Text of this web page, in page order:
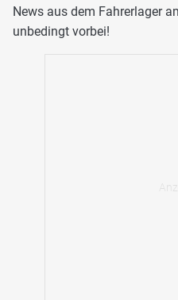
News aus dem Fahrerlager
unbedingt vorbei!